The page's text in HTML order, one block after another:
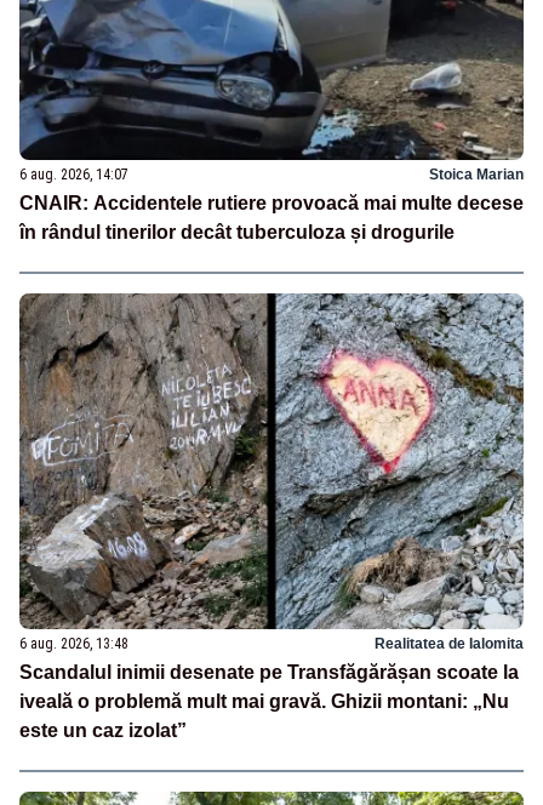
6 aug. 2026, 14:07 Stoica Marian
CNAIR: Accidentele rutiere provoacă mai multe decese
în rândul tinerilor decât tuberculoza și drogurile
6 aug. 2026, 13:48 Realitatea de Ialomita
Scandalul inimii desenate pe Transfăgărășan scoate la
iveală o problemă mult mai gravă. Ghizii montani: „Nu
este un caz izolat”